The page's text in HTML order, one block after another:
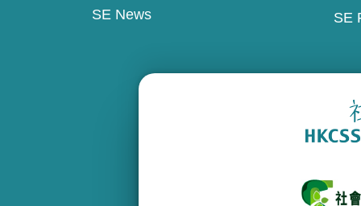
SE News SE